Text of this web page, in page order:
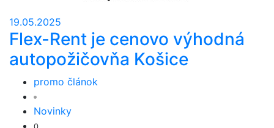
19.05.2025
Flex-Rent je cenovo výhodná
autopožičovňa Košice
promo článok
Novinky